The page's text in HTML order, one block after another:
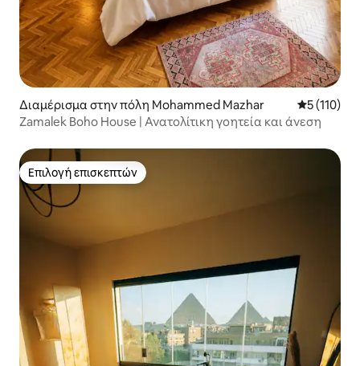
Διαμέρισμα στην πόλη Mohammed Mazhar Μέση
5 (110)
Zamalek Boho House | Ανατολίτικη γοητεία και άνεση
Επιλογή επισκεπτών
Επιλογή επισκεπτών